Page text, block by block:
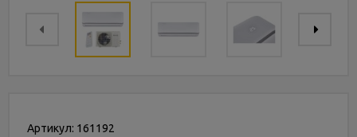
Артикул: 161192